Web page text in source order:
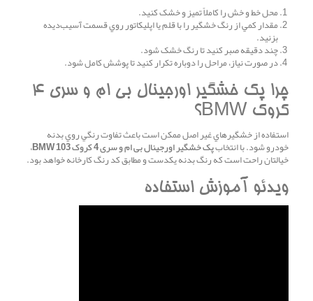
محل خط و خش را کاملاً تميز و خشک کنيد.
مقدار کمي از رنگ خشگير را با قلم يا اپليکاتور روي قسمت آسيب‌ديده
بزنيد.
چند دقيقه صبر کنيد تا رنگ خشک شود.
در صورت نياز، مراحل را دوباره تکرار کنيد تا پوشش کامل شود.
چرا پک خشگير اورجينال بی ام و سری 4
کروک BMW؟
استفاده از خشگيرهاي غير اصل ممکن است باعث تفاوت رنگي روي بدنه
خودرو شود. با انتخابپک خشگير اورجينال بی ام و سری 4 کروک BMW 103 ،
خيالتان راحت است که رنگ بدنه يکدست و مطابق کد رنگ کارخانه خواهد بود.
ويدئو آموزش استفاده